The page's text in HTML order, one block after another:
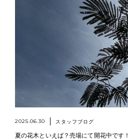
2025.06.30 スタッフブログ
夏の花木といえば？売場にて開花中です！